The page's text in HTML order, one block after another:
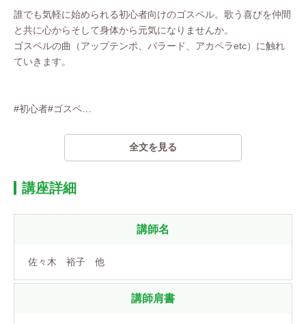
誰でも気軽に始められる初心者向けのゴスペル。歌う喜びを仲間
と共に心からそして身体から元気になりませんか。
ゴスペルの曲（アップテンポ、バラード、アカペラetc）に触れ
ていきます。
#初心者#ゴスペ
全文を見る
講座詳細
講師名
佐々木 裕子 他
講師肩書